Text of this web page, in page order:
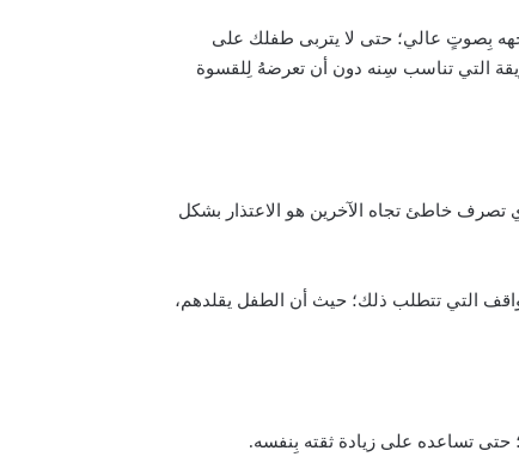
بِصوتٍ عالي؛ حتى لا يتربى طفلك على
التي تناسب سِنه دون أن تعرضهُ لِلقسوة
تصرف خاطئ تجاه الآخرين هو الاعتذار بشكل
التي تتطلب ذلك؛ حيث أن الطفل يقلدهم،
تساعده على زيادة ثقته بِنفسه.